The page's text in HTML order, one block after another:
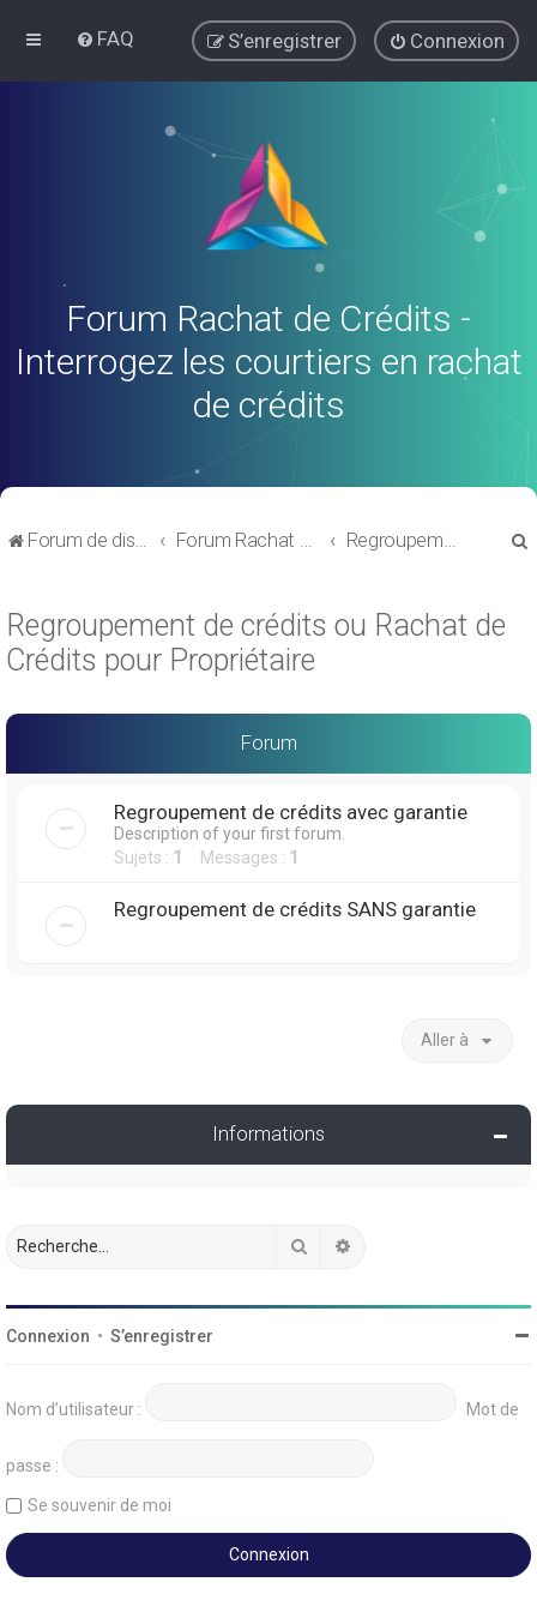
FAQ Connexion
S’enregistrer
Forum Rachat de Crédits -
Interrogez les courtiers en rachat
de crédits
Forum de discussions sur le Regroupement de Crédits et le Rachat de Crédits Forum Rachat de Crédits Regroupement de crédits ou Rachat de Crédits pour Propriétaire
Regroupement de crédits ou Rachat de
Crédits pour Propriétaire
Forum
Regroupement de crédits avec garantie
Description of your first forum.
Sujets : 1 Messages : 1
Regroupement de crédits SANS garantie
Aller à
Informations
Rechercher
Connexion • S’enregistrer
Nom d’utilisateur : Mot de
passe :
Se souvenir de moi